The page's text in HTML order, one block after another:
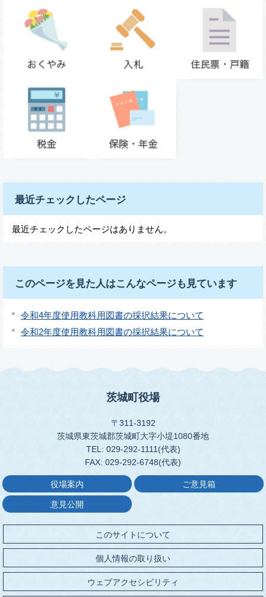
最近チェックしたページ
最近チェックしたページはありません。
このページを見た人はこんなページも見ています
令和4年度使用教科用図書の採択結果について
令和2年度使用教科用図書の採択結果について
茨城町役場
〒311-3192
茨城県東茨城郡茨城町大字小堤1080番地
TEL: 029-292-1111(代表)
FAX: 029-292-6748(代表)
役場案内 ご意見箱
意見公開
このサイトについて
個人情報の取り扱い
ウェブアクセシビリティ